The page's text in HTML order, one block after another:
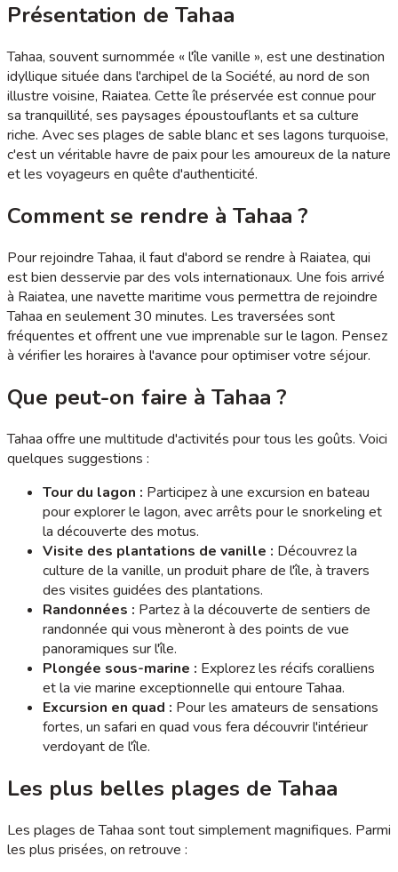
Présentation de Tahaa
Tahaa, souvent surnommée « l'île vanille », est une destination
idyllique située dans l'archipel de la Société, au nord de son
illustre voisine, Raiatea. Cette île préservée est connue pour
sa tranquillité, ses paysages époustouflants et sa culture
riche. Avec ses plages de sable blanc et ses lagons turquoise,
c'est un véritable havre de paix pour les amoureux de la nature
et les voyageurs en quête d'authenticité.
Comment se rendre à Tahaa ?
Pour rejoindre Tahaa, il faut d'abord se rendre à Raiatea, qui
est bien desservie par des vols internationaux. Une fois arrivé
à Raiatea, une navette maritime vous permettra de rejoindre
Tahaa en seulement 30 minutes. Les traversées sont
fréquentes et offrent une vue imprenable sur le lagon. Pensez
à vérifier les horaires à l'avance pour optimiser votre séjour.
Que peut-on faire à Tahaa ?
Tahaa offre une multitude d'activités pour tous les goûts. Voici
quelques suggestions :
Tour du lagon : Participez à une excursion en bateau
pour explorer le lagon, avec arrêts pour le snorkeling et
la découverte des motus.
Visite des plantations de vanille : Découvrez la
culture de la vanille, un produit phare de l'île, à travers
des visites guidées des plantations.
Randonnées : Partez à la découverte de sentiers de
randonnée qui vous mèneront à des points de vue
panoramiques sur l'île.
Plongée sous-marine : Explorez les récifs coralliens
et la vie marine exceptionnelle qui entoure Tahaa.
Excursion en quad : Pour les amateurs de sensations
fortes, un safari en quad vous fera découvrir l'intérieur
verdoyant de l'île.
Les plus belles plages de Tahaa
Les plages de Tahaa sont tout simplement magnifiques. Parmi
les plus prisées, on retrouve :